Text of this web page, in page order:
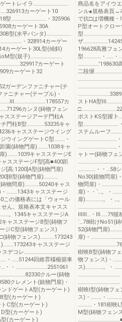
ゲートレイラ…………………………
カーゲート10
型…………………………・325906
カーゲート30A
型(水平パンタ)…………………
・328914カーゲー
カーゲート30L型(傾斜)
oM型(規子)………………………
カーゲート
カーゲート32
ーデンファニチャー(チ
ニチャー(テーブル)・
カ
カンヌ(鋳物フェン
ステージアーテ門柱A
門柱B型……………53235キャ
キャスステージウイング
ウイングゲートC型………・
園(鋳物門扉)………1038キャ
)………1039キャスステージE
スステージF型[高■400距
[高:1200]A型(鋳物門扉)
型(鋳物門扉)…………
物問扉)…………50240キャス
………1343キャスステージ
この価格表には「ウォール
ん。規格表本文キャスス
。1345キャスステージA
ャスステージB型(鋳物フ
ジC型(鋳物フェンス)
鋳物フェンス)…………173243
キャスステージ
スデコレ…………………………………
・……51244回維雰橿楊据車
・・………………………2551061
クルー(鋳物
クレメント(銃物門扉)・
ドゲートA型(カーゲート)
型(カーゲート)
C型(カーゲート)
型(カーゲート)
(カーゲート)
商品名をアイウ
ンル●規格表頁→
で抗□は増機種・
P型オートクロ
型……………………………
ザ
196628高雅フェ
型……………・……・
………………'198630
二段塀
ストHA型
ポストKS型躍卜
型…………………………
ステムルーフ
……………………………・
……………………………・
ャトー(鋳物フェ
……………・・…58
No30(鏡物問扉)
物問扉)・
扉)・・`…。・
扉)……………。・…
ⅢⅢ…・Ⅲ……79規
`…78樹けNo51(
52(鋳物門扉
扉)・
樹映B型(鋳物フ
物フェンス)・
ス)……………。・
………………………………
………………………………
樹映I型(鋳物フ
ス)・………・
…………・181樹映
M型(鋳物フェン